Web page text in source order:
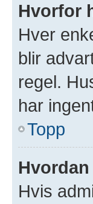
Hvorfor
Hver
blir
regel.
har
Topp
Hvis